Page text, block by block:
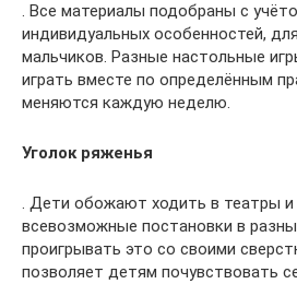
. Все материалы подобраны с
индивидуальных особенностей,
мальчиков. Разные настольные
играть вместе по определённым
меняются каждую неделю.
Уголок ряженья
. Дети обожают ходить в театры и
всевозможные постановки в
проигрывать это со своими
позволяет детям почувствовать